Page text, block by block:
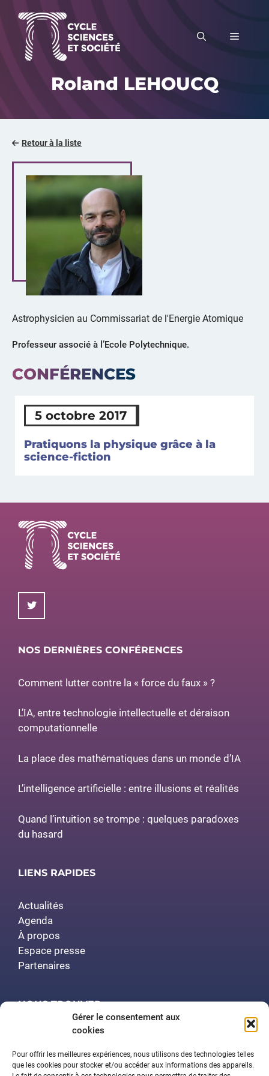
Gérer le consentement aux
cookies
Pour offrir les meilleures expériences, nous utilisons des technologies telles
que les cookies pour stocker et/ou accéder aux informations des appareils.
contenu
MENU
Roland LEHOUCQ
Retour à la liste
Astrophysicien au Commissariat de l'Energie Atomique
Professeur associé à l’Ecole Polytechnique.
CONFÉRENCES
5 octobre 2017
Pratiquons la physique grâce à la
science-fiction
NOS DERNIÈRES CONFÉRENCES
Comment lutter contre la « force du faux » ?
L’IA, entre technologie intellectuelle et déraison
computationnelle
La place des mathématiques dans un monde d’IA
L’intelligence artificielle : entre illusions et réalités
Quand l’intuition se trompe : quelques paradoxes
du hasard
LIENS RAPIDES
Actualités
Agenda
À propos
Espace presse
Partenaires
NOUS TROUVER
Polytech Nancy
Amphithéâtre Demange
2 rue Jean Lamour